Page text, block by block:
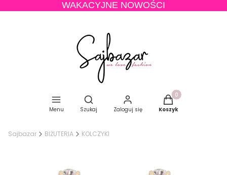
WAKACYJNE NOWOŚCI
Menu
Otwórz wyszukiwarkę
Szukaj Zaloguj się
Produkty w
Koszyk
Sajbazar BIŻUTERIA KOLCZYKI